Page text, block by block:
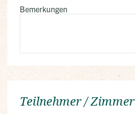
Bemerkungen
Teilnehmer / Zimmer